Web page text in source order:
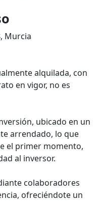
Murcia
alquilada, con
en vigor, no es
ubicado en un
arrendado, lo que
el primer momento,
al inversor.
colaboradores
ofreciéndote un